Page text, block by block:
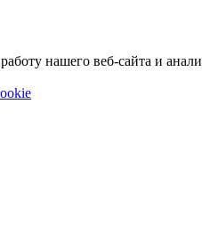
нашего веб-сайта и